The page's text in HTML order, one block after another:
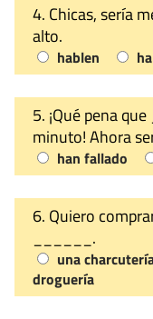
4. Chicas, sería
alto.
hablen
5. ¡Qué pena
minuto! Ahora
han fallado
6. Quiero
______.
una
droguería